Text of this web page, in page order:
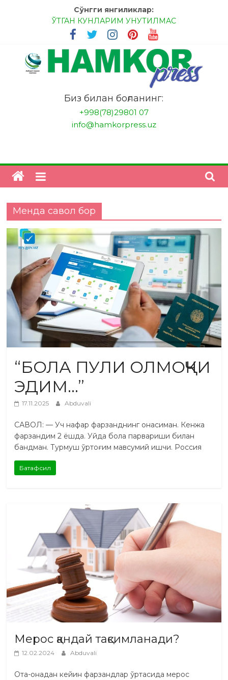
Сўнгги янгиликлар:
ЎТГАН КУНЛАРИМ УНУТИЛМАС
МЕССИ ВА РОНАЛДУ, АНА ЭНДИ ИККАЛАНГ ҲАМ
ҲУСАНОВГА ТАН БЕРИНГЛАР!
МЕҲР ОРҚАЛИ ШИФО
БАНКДА ИШЛАШ ОСОНМИ?
НАТИЖАГА ЭРИШИШ ЎЗ ҚЎЛИМИЗДА
"HamkorPress"
Биз билан боғланинг:
+998(78)29801 07
info@hamkorpress.uz
Менда савол бор
“БОЛА ПУЛИ ОЛМОҚЧИ
ЭДИМ…”
17.11.2025 Abduvali
САВОЛ: — Уч нафар фарзанднинг онасиман. Кенжа
фарзандим 2 ёшда. Уйда бола парвариши билан
бандман. Турмуш ўртоғим мавсумий ишчи. Россия
Батафсил
Мерос қандай тақсимланади?
12.02.2024 Abduvali
Ота-онадан кейин фарзандлар ўртасида мерос